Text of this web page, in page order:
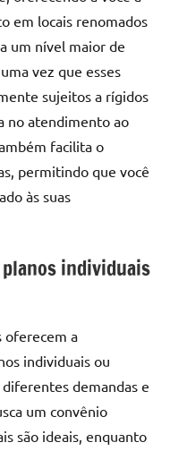
em locais renomados
um nível maior de
vez que esses
sujeitos a rígidos
no atendimento ao
facilita o
permitindo que você
às suas
individuais
oferecem a
individuais ou
demandas e
um convênio
são ideais, enquanto